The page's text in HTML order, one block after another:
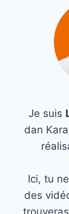
Je suis
dan
Ici, tu
des